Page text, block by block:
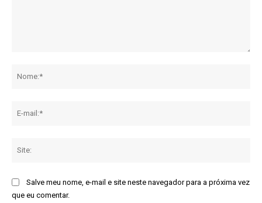
Salve meu nome, e-mail e site neste navegador para a próxima vez
que eu comentar.